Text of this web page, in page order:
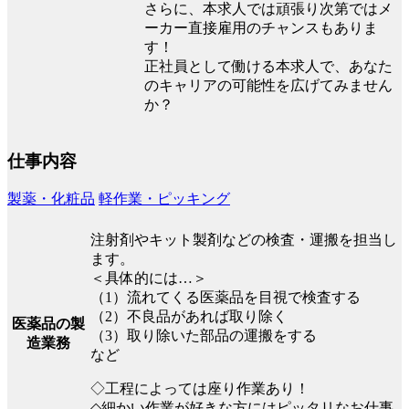
さらに、本求人では頑張り次第ではメ
ーカー直接雇用のチャンスもありま
す！
正社員として働ける本求人で、あなた
のキャリアの可能性を広げてみません
か？
仕事内容
製薬・化粧品 軽作業・ピッキング
医薬品の製
造業務
注射剤やキット製剤などの検査・運搬を担当し
ます。
＜具体的には…＞
（1）流れてくる医薬品を目視で検査する
（2）不良品があれば取り除く
（3）取り除いた部品の運搬をする
など
◇工程によっては座り作業あり！